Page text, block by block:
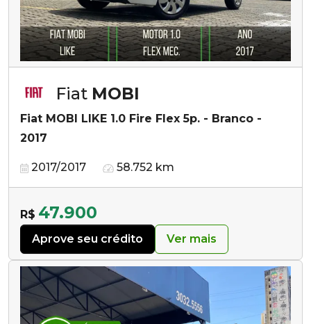
Fiat MOBI
Fiat MOBI LIKE 1.0 Fire Flex 5p. - Branco -
2017
2017/2017 58.752 km
R$ 47.900
Aprove seu crédito Ver mais